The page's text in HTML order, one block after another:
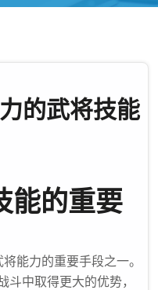
的武将技能
能的重要
能力的重要手段之一。
中取得更大的优势，